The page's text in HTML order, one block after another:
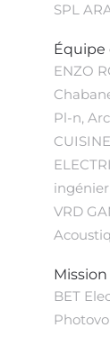
SPL
Équipe
ENZO
Pl-n,
VRD
BET